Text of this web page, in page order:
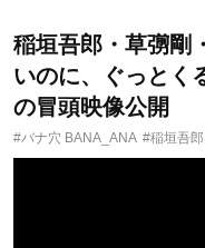
稲垣吾郎・草彅剛
いのに、ぐっとく
の冒頭映像公開
#バナ穴 BANA_ANA #稲垣吾郎